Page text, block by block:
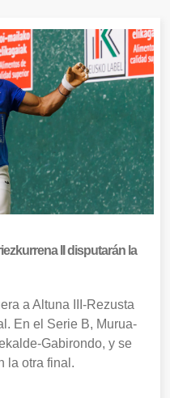
II disputarán la
a Altuna III-Rezusta
En el Serie B, Murua-
Gabirondo, y se
la otra final.